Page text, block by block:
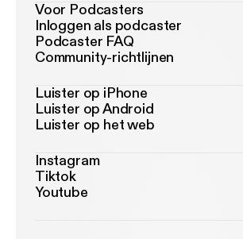
Voor Podcasters
Inloggen als podcaster
Podcaster FAQ
Community-richtlijnen
Luister op iPhone
Luister op Android
Luister op het web
Instagram
Tiktok
Youtube